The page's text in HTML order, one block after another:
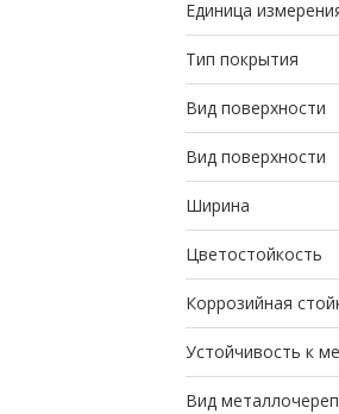
Единица
Тип покрытия
Вид поверхности
Вид поверхности
Ширина
Цветостойкость
Коррозийная
Устойчивость к
Вид